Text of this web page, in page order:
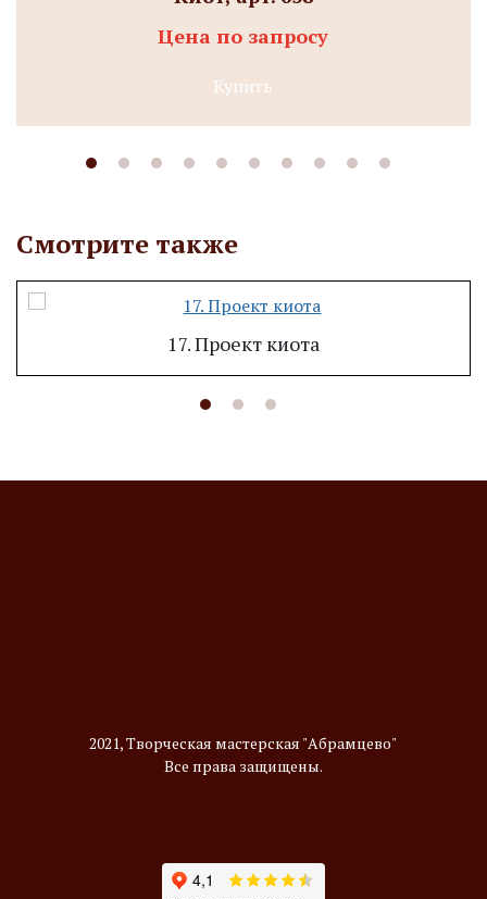
Цена по запросу
Купить
Смотрите также
17. Проект киота
2021, Творческая мастерская "Абрамцево"
Все права защищены.